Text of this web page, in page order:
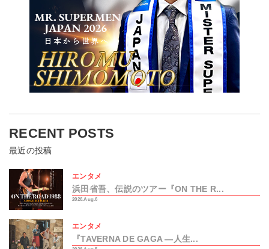
RECENT POSTS
最近の投稿
エンタメ
浜田省吾、伝説のツアー『ON THE R...
2026.Aug.6
エンタメ
『TAVERNA DE GAGA ―人生...